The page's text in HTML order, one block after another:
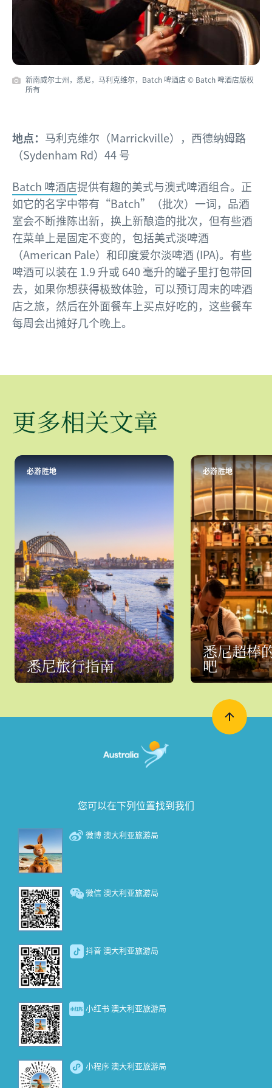
新南威尔士州，悉尼，马利克维尔，Batch 啤酒店 © Batch 啤酒店版权
所有
地点： 马利克维尔（Marrickville），西德纳姆路
（Sydenham Rd）44 号
Batch 啤酒店提供有趣的美式与澳式啤酒组合。正
如它的名字中带有“Batch”（批次）一词，品酒
室会不断推陈出新，换上新酿造的批次，但有些酒
在菜单上是固定不变的，包括美式淡啤酒
（American Pale）和印度爱尔淡啤酒 (IPA)。有些
啤酒可以装在 1.9 升或 640 毫升的罐子里打包带回
去，如果你想获得极致体验，可以预订周末的啤酒
店之旅，然后在外面餐车上买点好吃的，这些餐车
每周会出摊好几个晚上。
更多相关文章
必游胜地
悉尼旅行指南
必游胜地
悉尼超棒
吧
您可以在下列位置找到我们
微博 澳大利亚旅游局
微信 澳大利亚旅游局
抖音 澳大利亚旅游局
小红书 澳大利亚旅游局
小程序 澳大利亚旅游局